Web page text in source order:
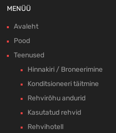
MENÜÜ
Avaleht
Pood
Teenused
Hinnakiri / Broneerimine
Konditsioneeri täitmine
Rehvirõhu andurid
Kasutatud rehvid
Rehvihotell